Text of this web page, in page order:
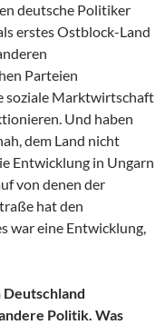
deutsche Politiker
erstes Ostblock-Land
Parteien
soziale Marktwirtschaft
Und haben
dem Land nicht
Entwicklung in Ungarn
von denen der
hat den
war eine Entwicklung,
Deutschland
Politik. Was